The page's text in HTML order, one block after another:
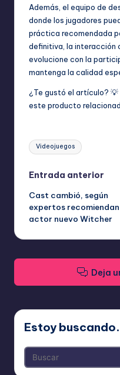
Además, el equipo de
donde los jugadores
práctica recomendada
definitiva, la interacción
evolucione con la
mantenga la calidad
¿Te gustó el artículo?
este producto
Etiquetas:
Videojuegos
Navegación
de
entradas
Entrada anterior
Cast cambió, según
expertos recomiendan
actor nuevo Witcher
Deja
Estoy